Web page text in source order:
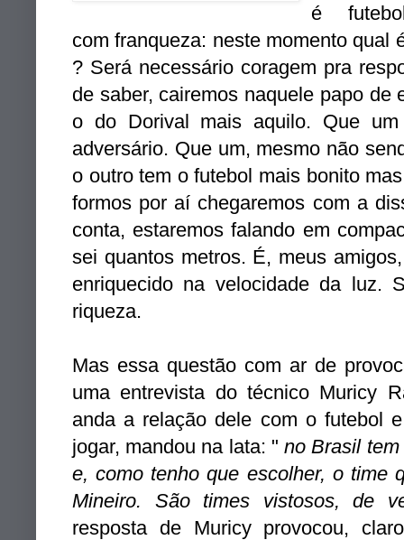
é
com franqueza: neste momento qual
? Será necessário coragem pra
de saber, cairemos naquele papo
o do Dorival mais aquilo. Que
adversário. Que um, mesmo não
o outro tem o futebol mais bonito
formos por aí chegaremos com a
conta, estaremos falando em
sei quantos metros. É, meus
enriquecido na velocidade da luz.
riqueza.
Mas essa questão com ar de
uma entrevista do técnico Muricy
anda a relação dele com o futebol
jogar, mandou na lata: " no Brasil
e, como tenho que escolher, o time
Mineiro. São times vistosos, de
resposta de Muricy provocou,